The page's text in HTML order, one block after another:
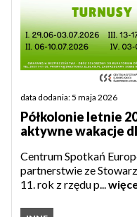
data dodania: 5 maja 2026
Półkolonie letnie
aktywne wakacje
Centrum Spotkań
partnerstwie ze
11. rok z rzędu p...